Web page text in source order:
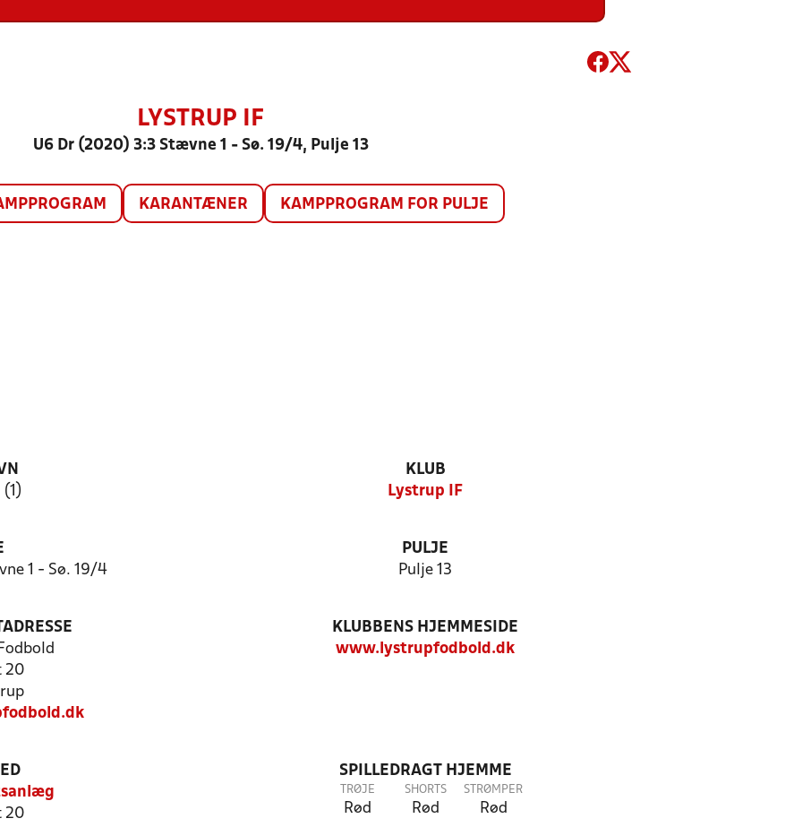
LYSTRUP IF
U6 Dr (2020) 3:3 Stævne 1 - Sø. 19/4, Pulje 13
KARANTÆNER KAMPPROGRAM FOR PULJE
KLUB
Lystrup IF
1 - Sø. 19/4
PULJE
Pulje 13
20
KLUBBENS HJEMMESIDE
www.lystrupfodbold.dk
20
SPILLEDRAGT HJEMME
TRØJE
Rød
SHORTS
Rød
STRØMPER
Rød